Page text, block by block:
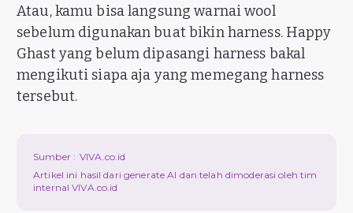
Atau, kamu bisa langsung warnai wool
sebelum digunakan buat bikin harness. Happy
Ghast yang belum dipasangi harness bakal
mengikuti siapa aja yang memegang harness
tersebut.
Sumber : VIVA.co.id
Artikel ini hasil dari generate AI dan telah dimoderasi oleh tim
internal VIVA.co.id